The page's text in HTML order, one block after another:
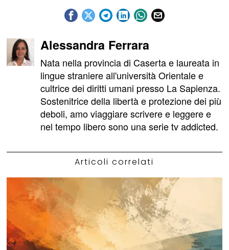
Alessandra Ferrara
Nata nella provincia di Caserta e laureata in
lingue straniere all'università Orientale e
cultrice dei diritti umani presso La Sapienza.
Sostenitrice della libertà e protezione dei più
deboli, amo viaggiare scrivere e leggere e
nel tempo libero sono una serie tv addicted.
Articoli correlati